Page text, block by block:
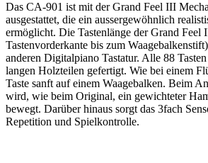
Das CA-901 ist mit der Grand Feel III
ausgestattet, die ein aussergewöhnlich
ermöglicht. Die Tastenlänge der Grand Feel
Tastenvorderkante bis zum
anderen Digitalpiano Tastatur. Alle 88
langen Holzteilen gefertigt. Wie bei einem
Taste sanft auf einem Waagebalken. Beim
wird, wie beim Original, ein gewichteter
bewegt. Darüber hinaus sorgt das 3fach
Repetition und Spielkontrolle.